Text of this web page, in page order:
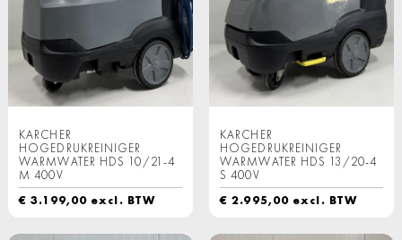
KARCHER
HOGEDRUKREINIGER
WARMWATER HDS 10/21-4
M 400V
€ 3.199,00 excl. BTW
KARCHER
HOGEDRUKREINIGER
WARMWATER HDS 13/20-4
S 400V
€ 2.995,00 excl. BTW